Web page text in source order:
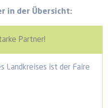
in der Übersicht:
Partner!
Landkreises ist der Faire